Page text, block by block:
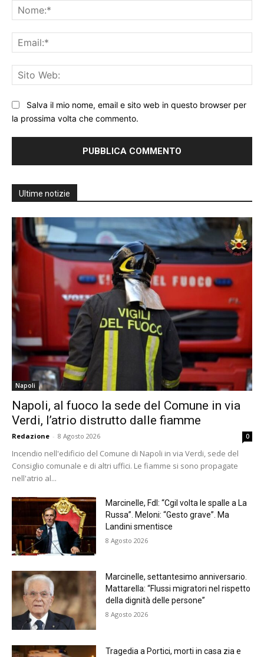
Salva il mio nome, email e sito web in questo browser per
la prossima volta che commento.
Ultime notizie
Napoli
Napoli, al fuoco la sede del Comune in via
Verdi, l’atrio distrutto dalle fiamme
Redazione - 8 Agosto 2026 0
Incendio nell'edificio del Comune di Napoli in via Verdi, sede del
Consiglio comunale e di altri uffici. Le fiamme si sono propagate
nell'atrio al...
Marcinelle, FdI: “Cgil volta le spalle a La
Russa”. Meloni: “Gesto grave”. Ma
Landini smentisce
8 Agosto 2026
Marcinelle, settantesimo anniversario.
Mattarella: “Flussi migratori nel rispetto
della dignità delle persone”
8 Agosto 2026
Tragedia a Portici, morti in casa zia e